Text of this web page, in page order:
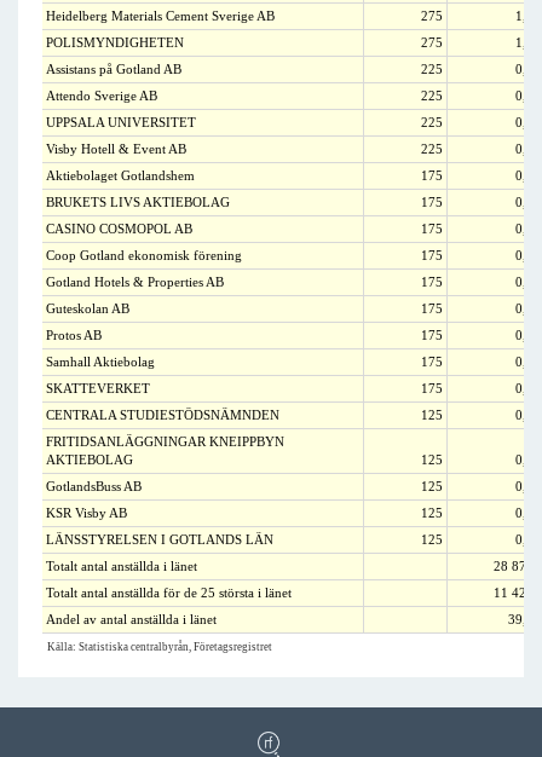
Heidelberg Materials Cement Sverige AB
275
1,0
POLISMYNDIGHETEN
275
1,0
Assistans på Gotland AB
225
0,8
Attendo Sverige AB
225
0,8
UPPSALA UNIVERSITET
225
0,8
Visby Hotell & Event AB
225
0,8
Aktiebolaget Gotlandshem
175
0,6
BRUKETS LIVS AKTIEBOLAG
175
0,6
CASINO COSMOPOL AB
175
0,6
Coop Gotland ekonomisk förening
175
0,6
Gotland Hotels & Properties AB
175
0,6
Guteskolan AB
175
0,6
Protos AB
175
0,6
Samhall Aktiebolag
175
0,6
SKATTEVERKET
175
0,6
CENTRALA STUDIESTÖDSNÄMNDEN
125
0,4
FRITIDSANLÄGGNINGAR KNEIPPBYN
AKTIEBOLAG
125
0,4
GotlandsBuss AB
125
0,4
KSR Visby AB
125
0,4
LÄNSSTYRELSEN I GOTLANDS LÄN
125
0,4
Totalt antal anställda i länet
28 874
Totalt antal anställda för de 25 största i länet
11 425
Andel av antal anställda i länet
39,6
Källa: Statistiska centralbyrån, Företagsregistret